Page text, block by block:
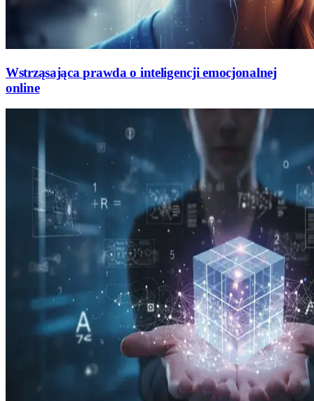
Wstrząsająca prawda o inteligencji emocjonalnej
online